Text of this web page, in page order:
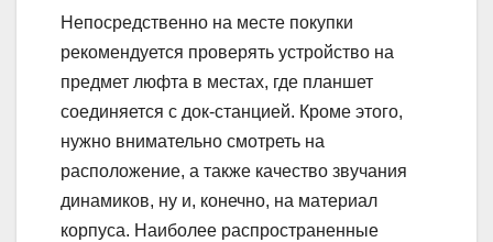
Непосредственно на месте покупки
рекомендуется проверять устройство на
предмет люфта в местах, где планшет
соединяется с док-станцией. Кроме этого,
нужно внимательно смотреть на
расположение, а также качество звучания
динамиков, ну и, конечно, на материал
корпуса. Наиболее распространенные